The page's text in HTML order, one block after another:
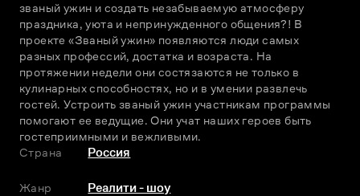
званый ужин и создать незабываемую атмосферу
праздника, уюта и непринужденного общения?! В
проекте «Званый ужин» появляются люди самых
разных профессий, достатка и возраста. На
протяжении недели они состязаются не только в
кулинарных способностях, но и в умении развлечь
гостей. Устроить званый ужин участникам программы
помогают ее ведущие. Они учат наших героев быть
гостеприимными и вежливыми.
Страна
Россия
Жанр Реалити - шоу